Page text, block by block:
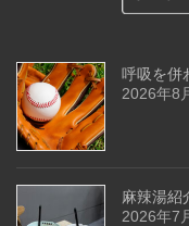
呼吸を併
2026年8
麻辣湯紹
2026年7